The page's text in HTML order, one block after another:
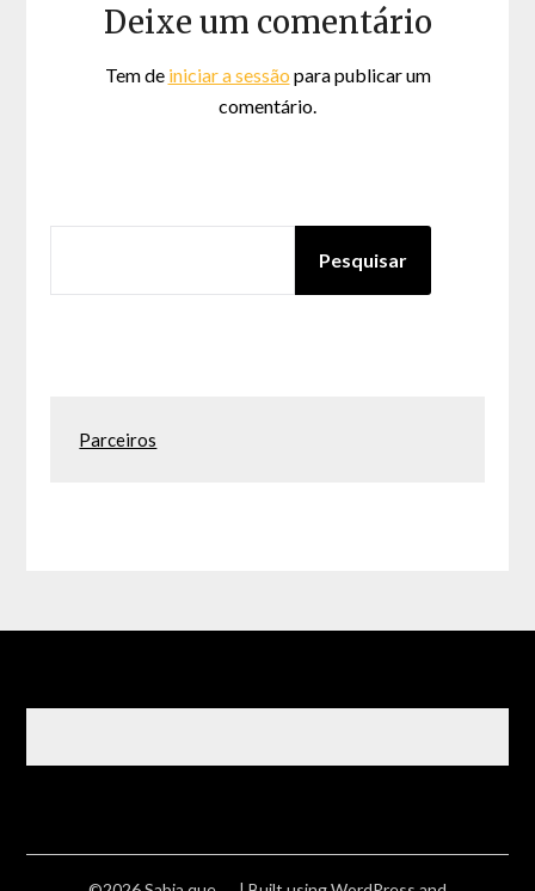
Deixe um comentário
Tem de iniciar a sessão para publicar um
comentário.
Pesquisar
Parceiros